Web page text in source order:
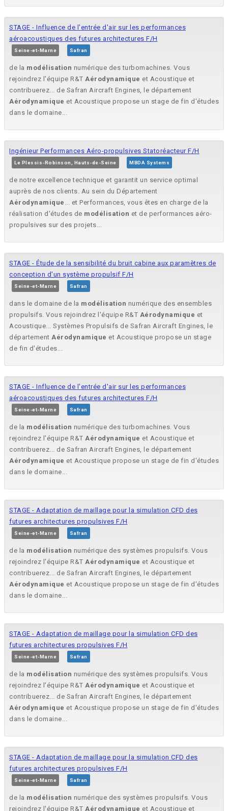
STAGE - Influence de l'entrée d'air sur les performances
aéroacoustiques des futures architectures F/H
Seine-et-Marne Safran
de la modélisation numérique des turbomachines. Vous
rejoindrez l'équipe R&T Aérodynamique et Acoustique et
contribuerez... de Safran Aircraft Engines, le département
Aérodynamique et Acoustique propose un stage de fin d'études
dans le domaine...
Ingénieur Performances Aéro-propulsives Statoréacteur F/H
Le Plessis-Robinson, Hauts-de-Seine MBDA Systems
de notre excellence technique et garantit un service optimal
auprès de nos clients. Au sein du Département
Aérodynamique ... et Performances, vous êtes en charge de la
réalisation d'études de modélisation et de performances aéro-
propulsives sur des projets...
STAGE - Étude de la sensibilité du bruit cabine aux paramètres de
conception d'un système propulsif F/H
Seine-et-Marne Safran
dans le domaine de la modélisation numérique des ensembles
propulsifs. Vous rejoindrez l'équipe R&T Aérodynamique et
Acoustique... Systèmes Propulsifs de Safran Aircraft Engines, le
département Aérodynamique et Acoustique propose un stage
de fin d'études...
STAGE - Influence de l'entrée d'air sur les performances
aéroacoustiques des futures architectures F/H
Seine-et-Marne Safran
de la modélisation numérique des turbomachines. Vous
rejoindrez l'équipe R&T Aérodynamique et Acoustique et
contribuerez... de Safran Aircraft Engines, le département
Aérodynamique et Acoustique propose un stage de fin d'études
dans le domaine...
STAGE - Adaptation de maillage pour la simulation CFD des
futures architectures propulsives F/H
Seine-et-Marne Safran
de la modélisation numérique des systèmes propulsifs. Vous
rejoindrez l'équipe R&T Aérodynamique et Acoustique et
contribuerez... de Safran Aircraft Engines, le département
Aérodynamique et Acoustique propose un stage de fin d'études
dans le domaine...
STAGE - Adaptation de maillage pour la simulation CFD des
futures architectures propulsives F/H
Seine-et-Marne Safran
de la modélisation numérique des systèmes propulsifs. Vous
rejoindrez l'équipe R&T Aérodynamique et Acoustique et
contribuerez... de Safran Aircraft Engines, le département
Aérodynamique et Acoustique propose un stage de fin d'études
dans le domaine...
STAGE - Adaptation de maillage pour la simulation CFD des
futures architectures propulsives F/H
Seine-et-Marne Safran
de la modélisation numérique des systèmes propulsifs. Vous
rejoindrez l'équipe R&T Aérodynamique et Acoustique et